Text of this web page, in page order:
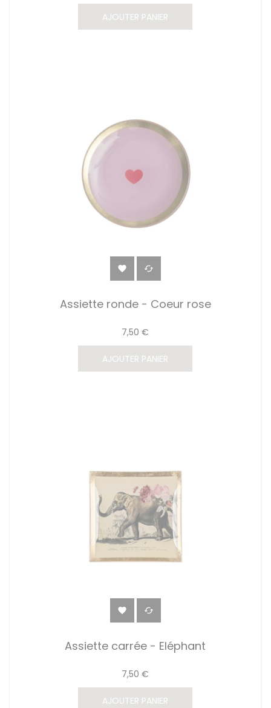
AJOUTER PANIER
 
Assiette ronde - Coeur rose
7,50 €
AJOUTER PANIER
 
Assiette carrée - Eléphant
7,50 €
AJOUTER PANIER